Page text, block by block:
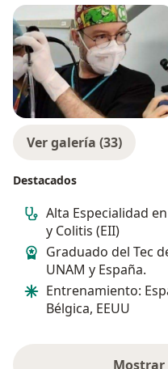
Ver galería (33)
Destacados
Alta Especialidad
y Colitis (EII)
Graduado del Tec
UNAM y España.
Entrenamiento:
Bélgica, EEUU
Mostrar